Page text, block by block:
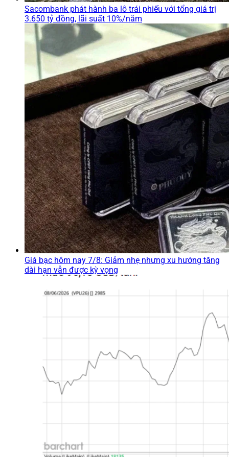
Sacombank phát hành ba lô trái phiếu với tổng giá trị
3.650 tỷ đồng, lãi suất 10%/năm
Giá bạc hôm nay 7/8: Giảm nhẹ nhưng xu hướng tăng
dài hạn vẫn được kỳ vọng